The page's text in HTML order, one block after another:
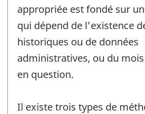
appropriée est fondé sur
qui dépend de l'existence
historiques ou de données
administratives, ou du
en question.
Il existe trois types de